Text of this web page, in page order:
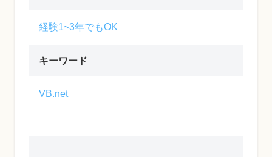
経験1~3年でもOK
キーワード
VB.net